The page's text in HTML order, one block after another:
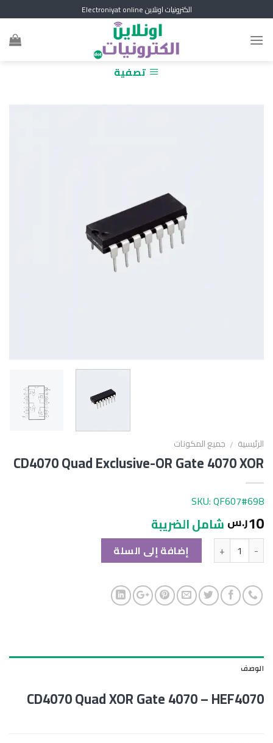
to
content
الكترونيات اونلاين Electroniyat online
تصفية
الرئيسية / جميع المكونات
CD4070 Quad Exclusive-OR Gate 4070 XOR
SKU: QF607#698
10ر.س شامل الضريبة
الكمية إضافة إلى السلة
الوصف
CD4070 Quad XOR Gate 4070 – HEF4070